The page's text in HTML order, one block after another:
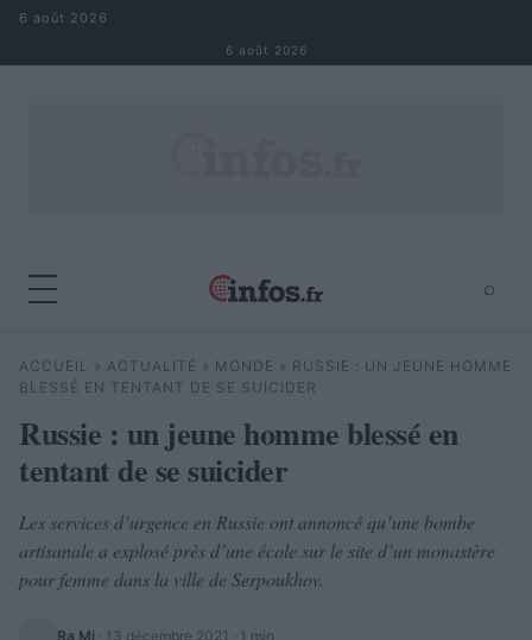
Aller au contenu
6 août 2026
6 août 2026
⌕
Rechercher ⌕ ×
ACCUEIL » ACTUALITÉ » MONDE » RUSSIE : UN JEUNE HOMME
BLESSÉ EN TENTANT DE SE SUICIDER
Russie : un jeune homme blessé en
tentant de se suicider
Les services d’urgence en Russie ont annoncé qu’une bombe
artisanale a explosé près d’une école sur le site d’un monastère
pour femme dans la ville de Serpoukhov.
Ra Mi · 13 décembre 2021 · 1 min